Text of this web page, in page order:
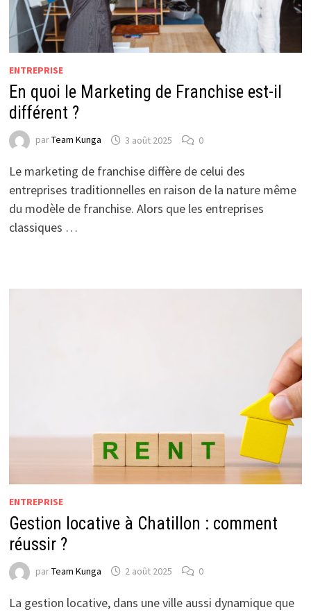
ENTREPRISE
En quoi le Marketing de Franchise est-il
différent ?
parTeam Kunga 3 août 2025 0
Le marketing de franchise diffère de celui des
entreprises traditionnelles en raison de la nature même
du modèle de franchise. Alors que les entreprises
classiques …
ENTREPRISE
Gestion locative à Chatillon : comment
réussir ?
parTeam Kunga 2 août 2025 0
La gestion locative, dans une ville aussi dynamique que